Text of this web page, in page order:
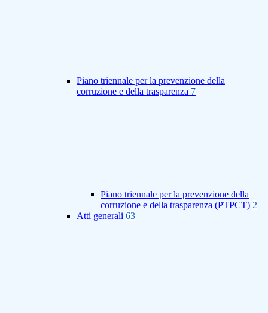
Piano triennale per la prevenzione della
corruzione e della trasparenza 7
Piano triennale per la prevenzione della
corruzione e della trasparenza (PTPCT) 2
Atti generali 63